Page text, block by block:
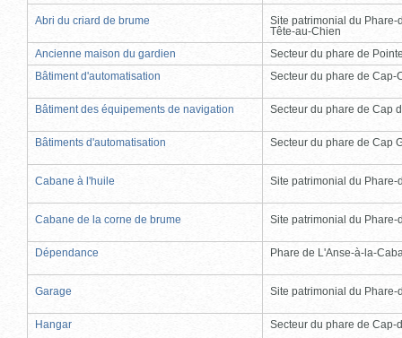
Abri du criard de brume
Site patrimonial du Phare-
Tête-au-Chien
Ancienne maison du gardien
Secteur du phare de
Bâtiment d'automatisation
Secteur du phare de Cap-
Bâtiment des équipements de navigation Secteur du phare de Cap
Bâtiments d'automatisation Secteur du phare de Cap
Cabane à l'huile Site patrimonial du Phare-
Cabane de la corne de brume Site patrimonial du Phare-
Dépendance Phare de L'Anse-à-la-
Garage Site patrimonial du Phare-
Hangar Secteur du phare de Cap-